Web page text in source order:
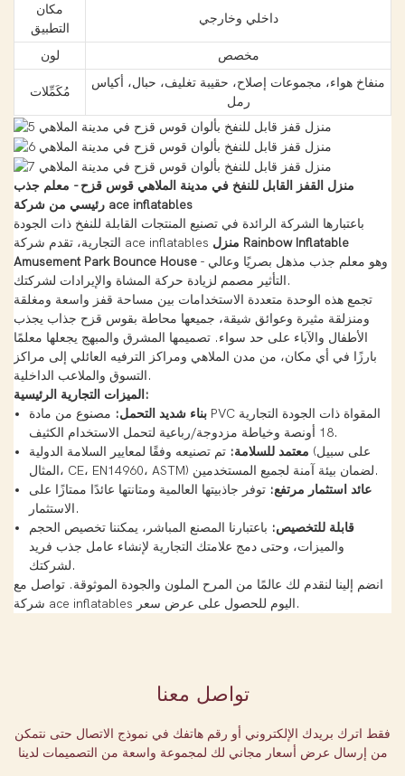
مكان
التطبيق
داخلي وخارجي
لون مخصص
مُكَمِّلات
منفاخ هواء، مجموعات إصلاح، حقيبة تغليف، حبال، أكياس
رمل
منزل القفز القابل للنفخ في مدينة الملاهي قوس قزح - معلم جذب
رئيسي من شركة ace inflatables
باعتبارها الشركة الرائدة في تصنيع المنتجات القابلة للنفخ ذات الجودة
التجارية، تقدم شركة ace inflatables منزل Rainbow Inflatable
Amusement Park Bounce House - وهو معلم جذب مذهل بصريًا وعالي
التأثير مصمم لزيادة حركة المشاة والإيرادات لشركتك.
تجمع هذه الوحدة متعددة الاستخدامات بين مساحة قفز واسعة ومغلقة
ومنزلقة مثيرة وعوائق شيقة، جميعها محاطة بقوس قزح جذاب يجذب
الأطفال والآباء على حد سواء. تصميمها المشرق والمبهج يجعلها معلمًا
بارزًا في أي مكان، من مدن الملاهي ومراكز الترفيه العائلي إلى مراكز
التسوق والملاعب الداخلية.
الميزات التجارية الرئيسية:
بناء شديد التحمل: مصنوع من مادة PVC المقواة ذات الجودة التجارية
18 أونصة وخياطة مزدوجة/رباعية لتحمل الاستخدام الكثيف.
معتمد للسلامة: تم تصنيعه وفقًا لمعايير السلامة الدولية (على سبيل
المثال، CE، EN14960، ASTM) لضمان بيئة آمنة لجميع المستخدمين.
عائد استثمار مرتفع: توفر جاذبيتها العالمية ومتانتها عائدًا ممتازًا على
الاستثمار.
قابلة للتخصيص: باعتبارنا المصنع المباشر، يمكننا تخصيص الحجم
والميزات، وحتى دمج علامتك التجارية لإنشاء عامل جذب فريد
لشركتك.
انضم إلينا لنقدم لك عالمًا من المرح الملون والجودة الموثوقة. تواصل مع
شركة ace inflatables اليوم للحصول على عرض سعر.
تواصل معنا
فقط اترك بريدك الإلكتروني أو رقم هاتفك في نموذج الاتصال حتى نتمكن
من إرسال عرض أسعار مجاني لك لمجموعة واسعة من التصميمات لدينا